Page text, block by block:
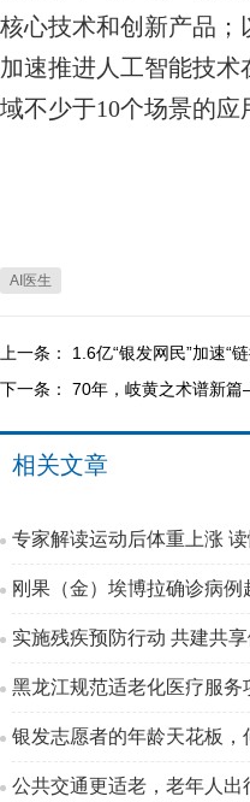
核心技术和创新产品；
加速推进人工智能技
域不少于10个场景的应
AI医生
上一条： 1.6亿“银发网民”加速“
下一条： 70年，岐黄之术谱新
相关文章
专家解读运动后体重上涨
刚果（金）埃博拉确诊病例
实施残疾预防行动 共建共
黑龙江规范适老化医疗服务
银发志愿者的年龄天花板，
公共交通更适老，老年人出